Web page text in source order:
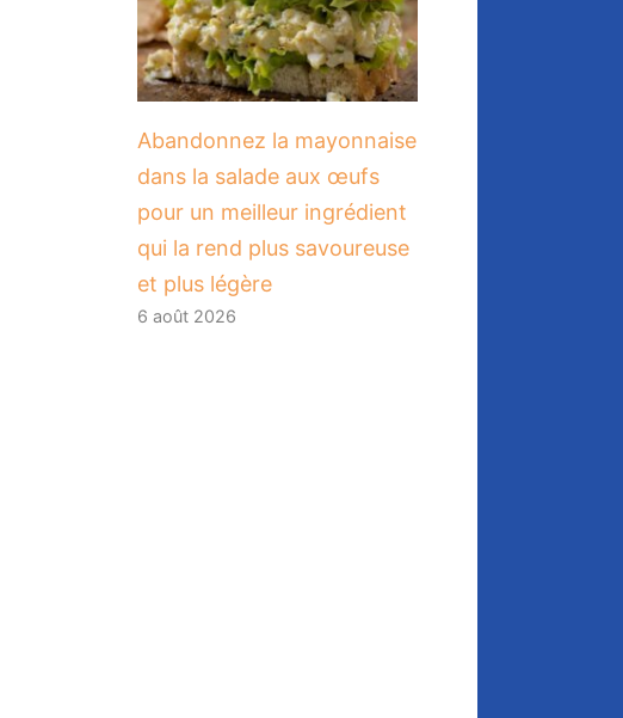
Abandonnez la mayonnaise
dans la salade aux œufs
pour un meilleur ingrédient
qui la rend plus savoureuse
et plus légère
6 août 2026